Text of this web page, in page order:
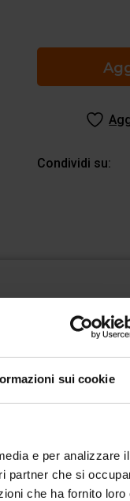
sui cookie
e per analizzare il
partner che si
che ha fornito loro
quantità
Condividi su: